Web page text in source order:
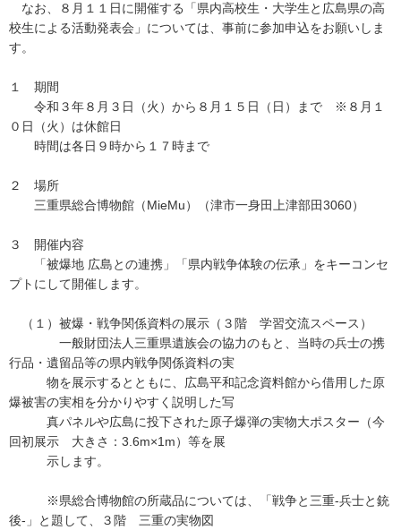
なお、８月１１日に開催する「県内高校生・大学生と広島県の高
校生による活動発表会」については、事前に参加申込をお願いしま
す。
１ 期間
令和３年８月３日（火）から８月１５日（日）まで ※８月１
０日（火）は休館日
時間は各日９時から１７時まで
２ 場所
三重県総合博物館（MieMu）（津市一身田上津部田3060）
３ 開催内容
「被爆地 広島との連携」「県内戦争体験の伝承」をキーコンセ
プトにして開催します。
（１）被爆・戦争関係資料の展示（３階 学習交流スペース）
一般財団法人三重県遺族会の協力のもと、当時の兵士の携
行品・遺留品等の県内戦争関係資料の実
物を展示するとともに、広島平和記念資料館から借用した原
爆被害の実相を分かりやすく説明した写
真パネルや広島に投下された原子爆弾の実物大ポスター（今
回初展示 大きさ：3.6m×1m）等を展
示します。
※県総合博物館の所蔵品については、「戦争と三重-兵士と銃
後-」と題して、３階 三重の実物図